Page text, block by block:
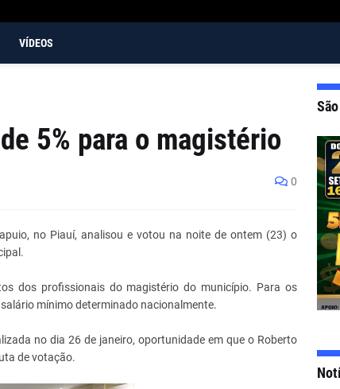
VÍDEOS
5% para o magistério
0
no Piauí, analisou e votou na noite de ontem (23) o
dos profissionais do magistério do município. Para os
mínimo determinado nacionalmente.
no dia 26 de janeiro, oportunidade em que o Roberto
de votação.